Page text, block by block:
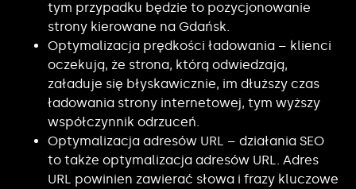
tym przypadku będzie to pozycjonowanie
strony kierowane na Gdańsk.
Optymalizacja prędkości ładowania – klienci
oczekują, że strona, którą odwiedzają,
załaduje się błyskawicznie, im dłuższy czas
ładowania strony internetowej, tym wyższy
współczynnik odrzuceń.
Optymalizacja adresów URL – działania SEO
to także optymalizacja adresów URL. Adres
URL powinien zawierać słowa i frazy kluczowe